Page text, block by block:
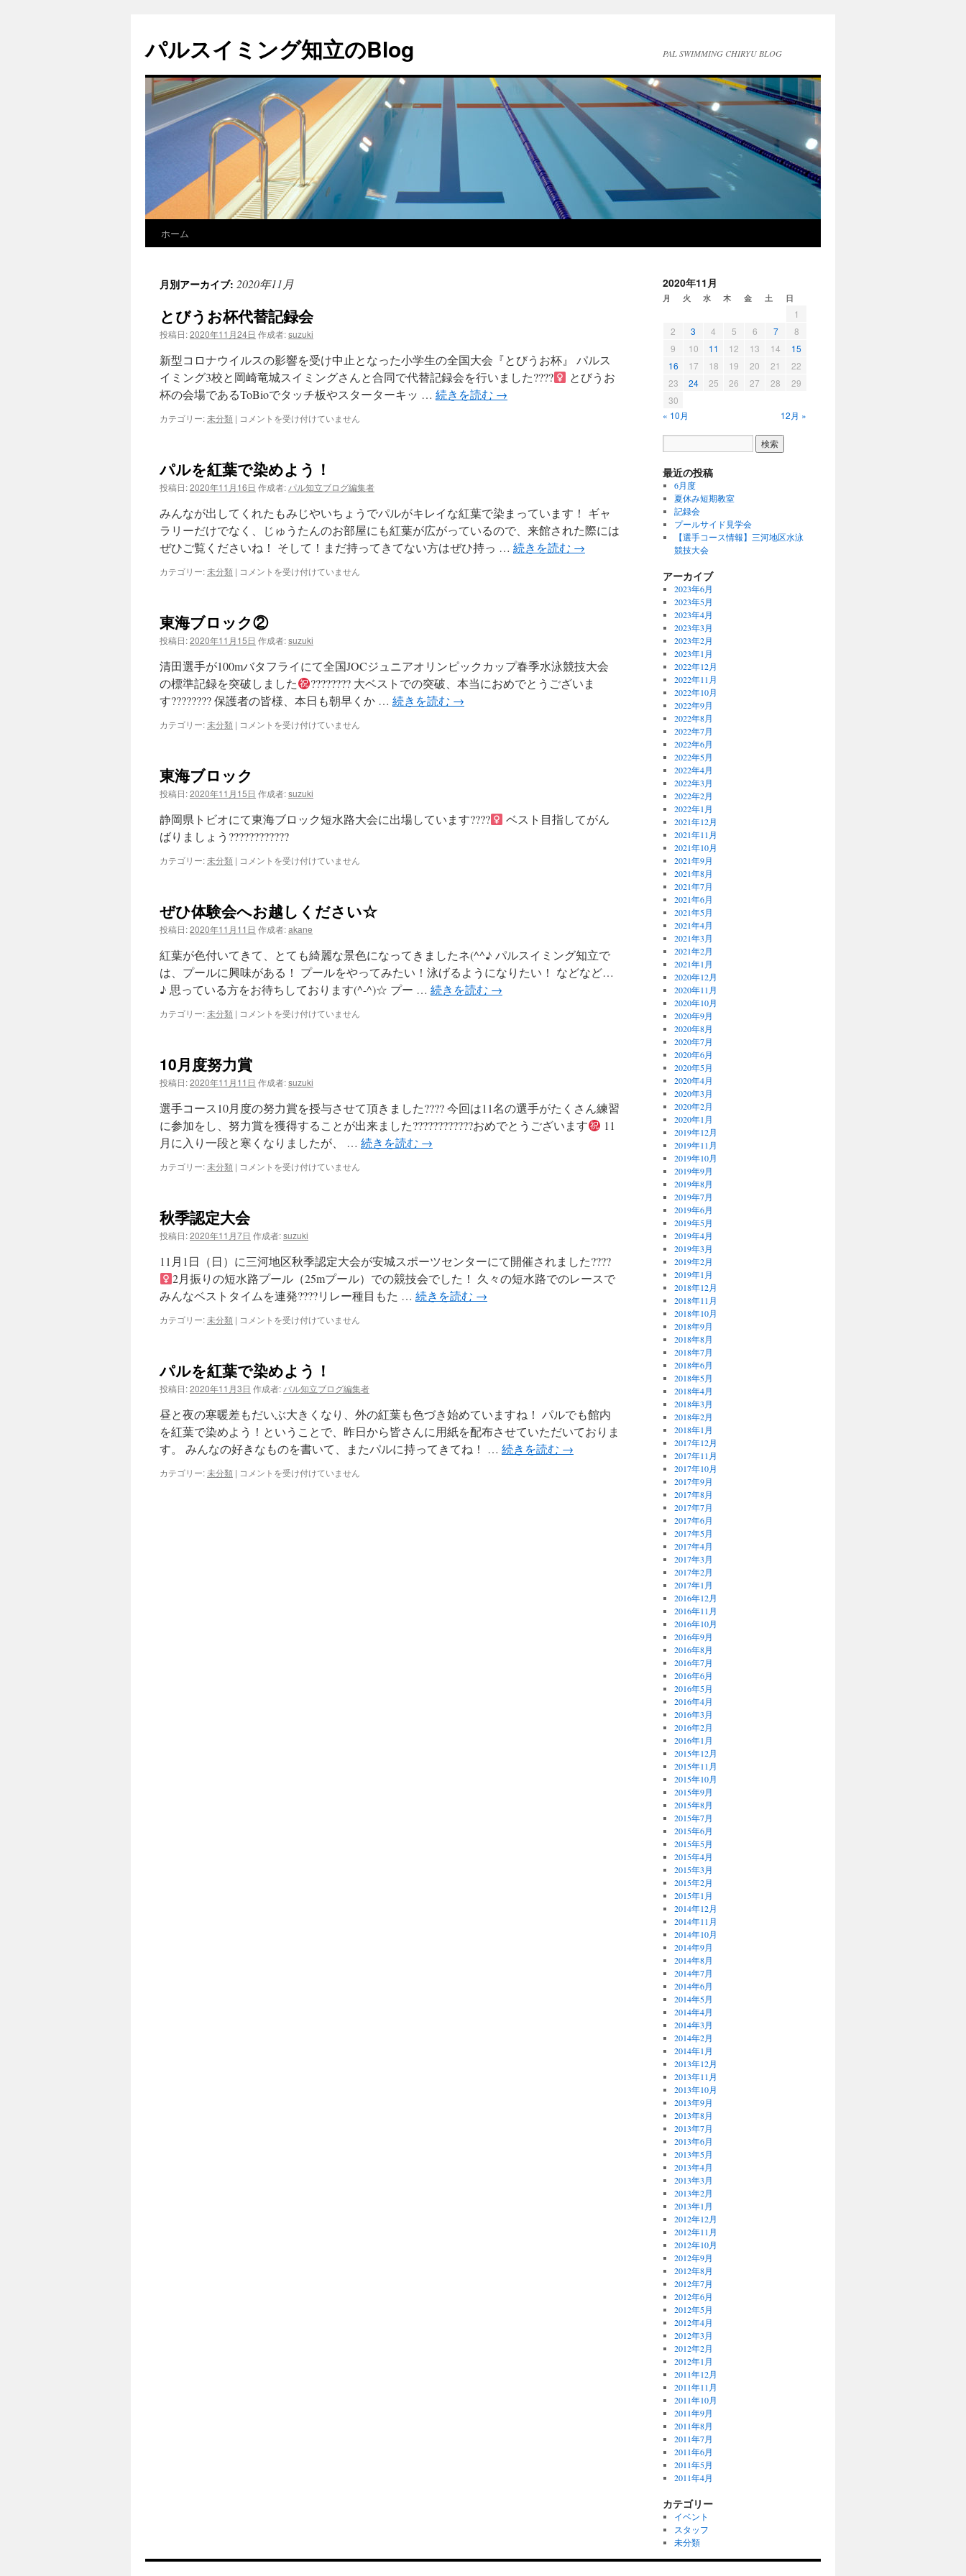
パルスイミング知立のBlog PAL SWIMMING CHIRYU BLOG
テ
ツ
ス
キ
ホーム
月別アーカイブ: 2020年11月
とびうお杯代替記録会
投稿日:2020年11月24日 作成者:suzuki
新型コロナウイルスの影響を受け中止となった小学生の全国大会『とびうお杯』 パルス
イミング3校と岡崎竜城スイミングさんと合同で代替記録会を行いました????‍
とびうお
杯の会場であるToBioでタッチ板やスターターキッ … 続きを読む →
カテゴリー:未分類 | と
杯
代
替
記
録
会
は
コメントを受け付けていません
パルを紅葉で染めよう！
投稿日:2020年11月16日 作成者: パル知立ブログ編集者
みんなが出してくれたもみじやいちょうでパルがキレイな紅葉で染まっています！ ギャ
ラリーだけでなく、じゅうたんのお部屋にも紅葉が広がっているので、来館された際には
ぜひご覧くださいね！ そして！まだ持ってきてない方はぜひ持っ … 続きを読む →
カテゴリー:未分類 | パ
葉
で
染
め
よ
う！
は
コメントを受け付けていません
東海ブロック②
投稿日:2020年11月15日 作成者:suzuki
清田選手が100mバタフライにて全国JOCジュニアオリンピックカップ春季水泳競技大会
の標準記録を突破しました
???????? 大ベストでの突破、本当におめでとうございま
す???????? 保護者の皆様、本日も朝早くか … 続きを読む →
カテゴリー:未分類 | 東
ッ
ク
②
は
コメントを受け付けていません
東海ブロック
投稿日:2020年11月15日 作成者:suzuki
静岡県トビオにて東海ブロック短水路大会に出場しています????‍
ベスト目指してがん
ばりましょう????????????
カテゴリー:未分類 | 東
ッ
ク
は
コメントを受け付けていません
ぜひ体験会へお越しください☆
投稿日:2020年11月11日 作成者:akane
紅葉が色付いてきて、とても綺麗な景色になってきましたネ(^^♪ パルスイミング知立で
は、プールに興味がある！ プールをやってみたい！泳げるようになりたい！ などなど…
♪ 思っている方をお待ちしております(^-^)☆ プー … 続きを読む →
カテゴリー:未分類 | ぜ
会
へ
お
越
し
く
だ
い
コメントを受け付けていません
10月度努力賞
投稿日:2020年11月11日 作成者:suzuki
選手コース10月度の努力賞を授与させて頂きました???? 今回は11名の選手がたくさん練習
に参加をし、努力賞を獲得することが出来ました????????????おめでとうございます
11
月に入り一段と寒くなりましたが、 … 続きを読む →
カテゴリー:未分類 | 10
力
賞
は
コメントを受け付けていません
秋季認定大会
投稿日:2020年11月7日 作成者:suzuki
11月1日（日）に三河地区秋季認定大会が安城スポーツセンターにて開催されました????‍
2月振りの短水路プール（25mプール）での競技会でした！ 久々の短水路でのレースで
みんなベストタイムを連発????リレー種目もた … 続きを読む →
カテゴリー:未分類 | 秋
大
会
は
コメントを受け付けていません
パルを紅葉で染めよう！
投稿日:2020年11月3日 作成者: パル知立ブログ編集者
昼と夜の寒暖差もだいぶ大きくなり、外の紅葉も色づき始めていますね！ パルでも館内
を紅葉で染めよう！ということで、昨日から皆さんに用紙を配布させていただいておりま
す。 みんなの好きなものを書いて、またパルに持ってきてね！ … 続きを読む →
カテゴリー:未分類 | パ
コメントを受け付けていません
2020年11月
月 火 水 木 金 土 日
1
2
3 4 5 6 7
8
9
10 11 12 13 14
15
16
17 18 19 20 21
22
23
24 25 26 27 28
29
30
« 10月
12月 »
最近の投稿
6月度
夏休み短期教室
記録会
プールサイド見学会
【選手コース情報】三河地区水泳
競技大会
アーカイブ
2023年6月
2023年5月
2023年4月
2023年3月
2023年2月
2023年1月
2022年12月
2022年11月
2022年10月
2022年9月
2022年8月
2022年7月
2022年6月
2022年5月
2022年4月
2022年3月
2022年2月
2022年1月
2021年12月
2021年11月
2021年10月
2021年9月
2021年8月
2021年7月
2021年6月
2021年5月
2021年4月
2021年3月
2021年2月
2021年1月
2020年12月
2020年11月
2020年10月
2020年9月
2020年8月
2020年7月
2020年6月
2020年5月
2020年4月
2020年3月
2020年2月
2020年1月
2019年12月
2019年11月
2019年10月
2019年9月
2019年8月
2019年7月
2019年6月
2019年5月
2019年4月
2019年3月
2019年2月
2019年1月
2018年12月
2018年11月
2018年10月
2018年9月
2018年8月
2018年7月
2018年6月
2018年5月
2018年4月
2018年3月
2018年2月
2018年1月
2017年12月
2017年11月
2017年10月
2017年9月
2017年8月
2017年7月
2017年6月
2017年5月
2017年4月
2017年3月
2017年2月
2017年1月
2016年12月
2016年11月
2016年10月
2016年9月
2016年8月
2016年7月
2016年6月
2016年5月
2016年4月
2016年3月
2016年2月
2016年1月
2015年12月
2015年11月
2015年10月
2015年9月
2015年8月
2015年7月
2015年6月
2015年5月
2015年4月
2015年3月
2015年2月
2015年1月
2014年12月
2014年11月
2014年10月
2014年9月
2014年8月
2014年7月
2014年6月
2014年5月
2014年4月
2014年3月
2014年2月
2014年1月
2013年12月
2013年11月
2013年10月
2013年9月
2013年8月
2013年7月
2013年6月
2013年5月
2013年4月
2013年3月
2013年2月
2013年1月
2012年12月
2012年11月
2012年10月
2012年9月
2012年8月
2012年7月
2012年6月
2012年5月
2012年4月
2012年3月
2012年2月
2012年1月
2011年12月
2011年11月
2011年10月
2011年9月
2011年8月
2011年7月
2011年6月
2011年5月
2011年4月
カテゴリー
イベント
スタッフ
未分類